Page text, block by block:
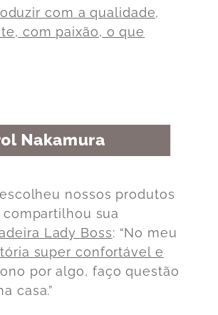
com a qualidade,
com paixão, o que
nossos produtos
compartilhou sua
Lady Boss: “No meu
super confortável e
por algo, faço questão
casa.”